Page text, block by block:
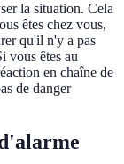
la situation. Cela
êtes chez vous,
qu'il n'y a pas
vous êtes au
en chaîne de
de danger